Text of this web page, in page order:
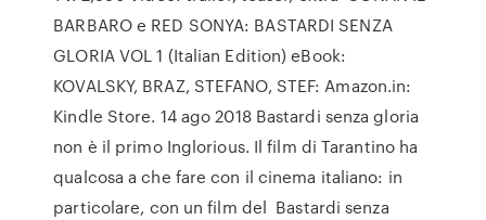
BARBARO e RED SONYA: BASTARDI SENZA
GLORIA VOL 1 (Italian Edition) eBook:
KOVALSKY, BRAZ, STEFANO, STEF: Amazon.in:
Kindle Store. 14 ago 2018 Bastardi senza gloria
non è il primo Inglorious. Il film di Tarantino ha
qualcosa a che fare con il cinema italiano: in
particolare, con un film del Bastardi senza